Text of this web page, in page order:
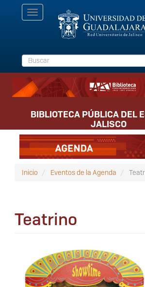
Toggle
navigation
Buscar
BIBLIOTECA PÚBLICA DEL
JALISCO
Inicio Eventos de la Agenda
Teatrino